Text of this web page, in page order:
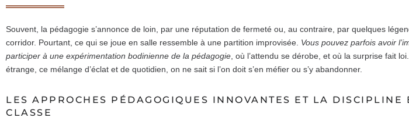
Souvent, la pédagogie s’annonce de loin, par une réputation de fermeté ou, au contraire, par quelques
corridor. Pourtant, ce qui se joue en salle ressemble à une partition improvisée. Vous pouvez parfois avoir
participer à une expérimentation bodinienne de la pédagogie , où l’attendu se dérobe, et où la surprise fait loi.
étrange, ce mélange d’éclat et de quotidien, on ne sait si l’on doit s’en méfier ou s’y abandonner.
LES APPROCHES PÉDAGOGIQUES INNOVANTES ET LA DISCIPLINE
CLASSE